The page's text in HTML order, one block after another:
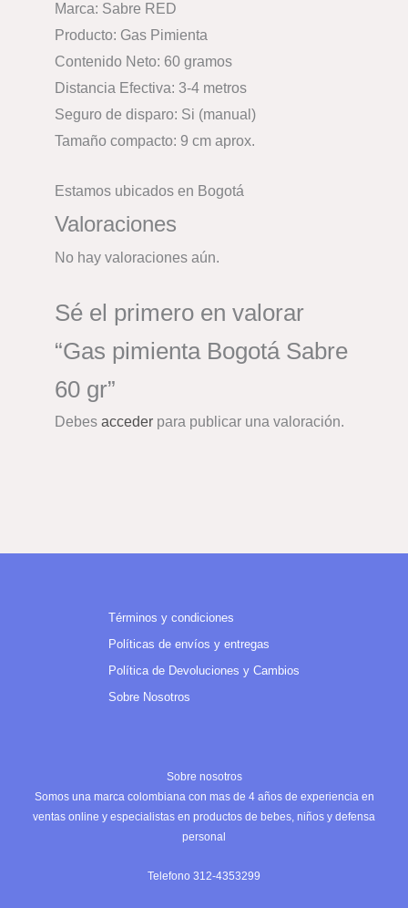
Marca: Sabre RED
Producto: Gas Pimienta
Contenido Neto: 60 gramos
Distancia Efectiva: 3-4 metros
Seguro de disparo: Si (manual)
Tamaño compacto: 9 cm aprox.
Estamos ubicados en Bogotá
Valoraciones
No hay valoraciones aún.
Sé el primero en valorar
“Gas pimienta Bogotá Sabre
60 gr”
Debes acceder para publicar una valoración.
Términos y condiciones
Políticas de envíos y entregas
Política de Devoluciones y Cambios
Sobre Nosotros
Sobre nosotros
Somos una marca colombiana con mas de 4 años de experiencia en
ventas online y especialistas en productos de bebes, niños y defensa
personal
Telefono 312-4353299